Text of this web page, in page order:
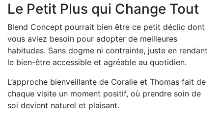
Le Petit Plus qui Change Tout
Blend Concept pourrait bien être ce petit déclic dont
vous aviez besoin pour adopter de meilleures
habitudes. Sans dogme ni contrainte, juste en rendant
le bien-être accessible et agréable au quotidien.
L’approche bienveillante de Coralie et Thomas fait de
chaque visite un moment positif, où prendre soin de
soi devient naturel et plaisant.